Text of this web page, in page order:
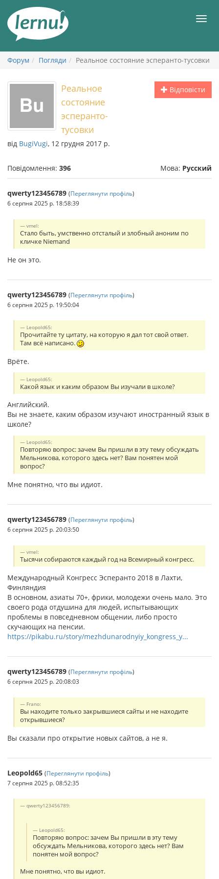
змісту
Форум Погляди Реальное состояние эсперанто-тусовки
Відповісти
Реальное
состояние
эсперанто-
тусовки
від BugiVugi, 12 грудня 2017 р.
Повідомлення: 396 Мова: Русский
qwerty123456789 (Переглянути профіль)
6 серпня 2025 р. 18:58:39
vmel:
Стало быть, умственно отсталый и злобный аноним по
кличке Niemand
Не он это.
qwerty123456789 (Переглянути профіль)
6 серпня 2025 р. 19:50:04
Leopold65:
Прочитайте ту цитату, на которую я дал тот свой ответ.
Там всё написано.
Врёте.
Leopold65:
Какой язык и каким образом Вы изучали в школе?
Английский.
Вы не знаете, каким образом изучают иностранный язык в
школе?
Leopold65:
Повторяю вопрос: зачем Вы пришли в эту тему обсуждать
Мельникова, которого здесь нет? Вам понятен мой
вопрос?
Мне понятно, что вы идиот.
qwerty123456789 (Переглянути профіль)
6 серпня 2025 р. 20:03:50
vmel:
Тысячи собираются каждый год на Всемирный конгресс.
Международный Конгресс Эсперанто 2018 в Лахти,
Финляндия
В основном, азиаты 70+, фрики, молодежи очень мало. Это
своего рода отдушина для людей, испытывающих
проблемы в повседневном общении, либо просто
скучающих на пенсии.
https://pikabu.ru/story/mezhdunarodnyiy_kongress_y...
qwerty123456789 (Переглянути профіль)
6 серпня 2025 р. 20:08:03
Frano:
Вы находите только закрывшиеся сайты и не находите
открывшиеся?
Вы сказали про открытие новых сайтов, а не я.
Leopold65 (Переглянути профіль)
7 серпня 2025 р. 08:52:35
qwerty123456789:
Leopold65:
Повторяю вопрос: зачем Вы пришли в эту тему
обсуждать Мельникова, которого здесь нет? Вам
понятен мой вопрос?
Мне понятно, что вы идиот.